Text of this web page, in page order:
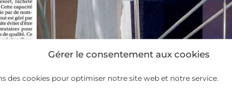
Gérer le consentement aux cookies
des cookies pour optimiser notre site web et notre service.